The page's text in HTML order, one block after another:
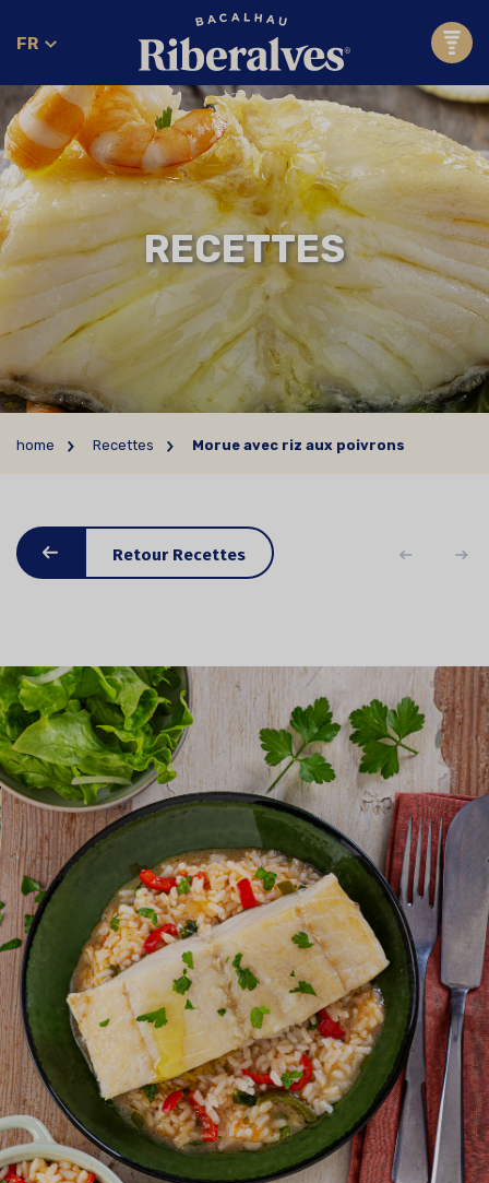
FR
RECETTES
home Recettes Morue avec riz aux poivrons
Retour Recettes